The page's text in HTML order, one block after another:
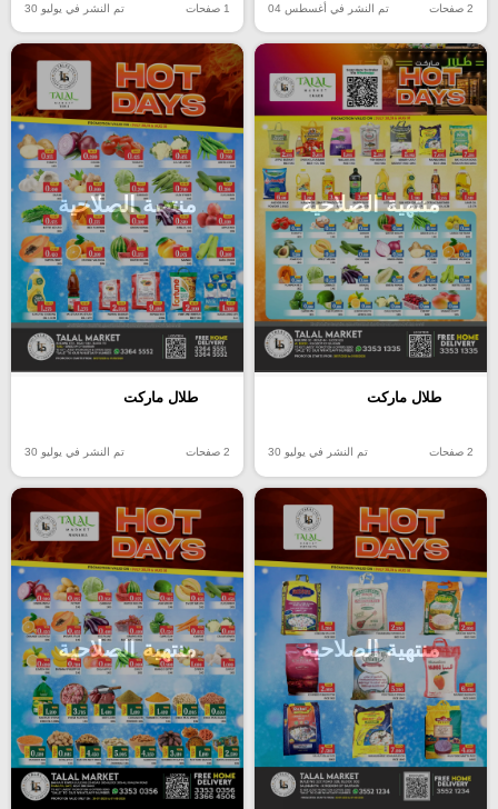
2 صفحات تم النشر في أغسطس 04 1 صفحات تم النشر في يوليو 30
منتهية الصلاحية
طلال ماركت
2 صفحات تم النشر في يوليو 30
منتهية الصلاحية
طلال ماركت
2 صفحات تم النشر في يوليو 30
منتهية الصلاحية منتهية الصلاحية